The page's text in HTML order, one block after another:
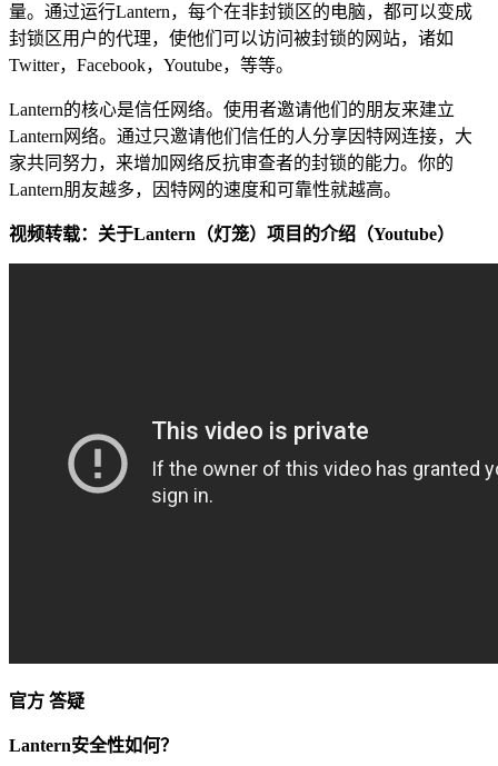
量。通过运行Lantern，每个在非封锁区的电脑，都可以变成
封锁区用户的代理，使他们可以访问被封锁的网站，诸如
Twitter，Facebook，Youtube，等等。
Lantern的核心是信任网络。使用者邀请他们的朋友来建立
Lantern网络。通过只邀请他们信任的人分享因特网连接，大
家共同努力，来增加网络反抗审查者的封锁的能力。你的
Lantern朋友越多，因特网的速度和可靠性就越高。
视频转载：关于Lantern（灯笼）项目的介绍（Youtube）
官方 答疑
Lantern安全性如何？